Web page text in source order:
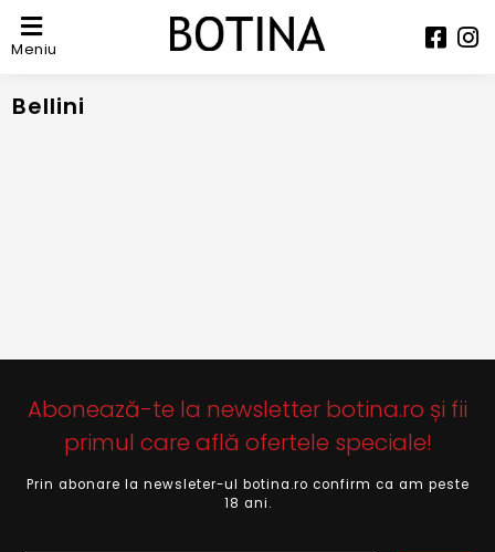
Meniu
Bellini
Abonează-te la newsletter botina.ro și fii
primul care află ofertele speciale!
Prin abonare la newsleter-ul botina.ro confirm ca am peste
18 ani.